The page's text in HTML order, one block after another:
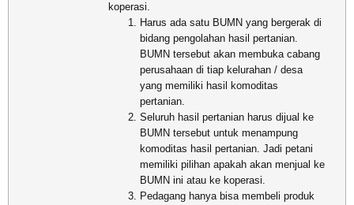
koperasi.
Harus ada satu BUMN yang bergerak di
bidang pengolahan hasil pertanian.
BUMN tersebut akan membuka cabang
perusahaan di tiap kelurahan / desa
yang memiliki hasil komoditas
pertanian.
Seluruh hasil pertanian harus dijual ke
BUMN tersebut untuk menampung
komoditas hasil pertanian. Jadi petani
memiliki pilihan apakah akan menjual ke
BUMN ini atau ke koperasi.
Pedagang hanya bisa membeli produk